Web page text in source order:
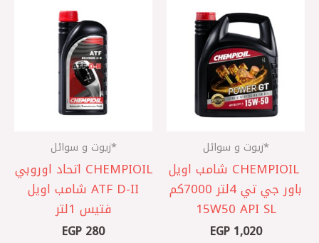
*زيوت و سوائل
CHEMPIOIL ‎ شامب اويل
باور جي تي 4لتر 7000كم
15W50 API SL
EGP1,020
*زيوت و سوائل
CHEMPIOIL اتحاد اوروبي
ATF D-II شامب اويل
فتيس 1لتر
EGP 280